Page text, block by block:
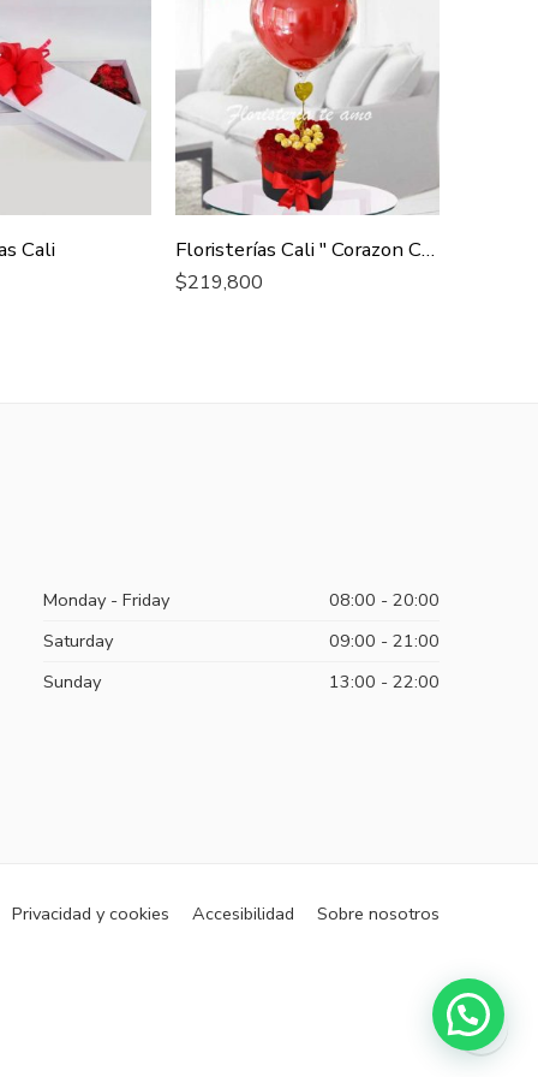
Cali Floristerías Cali " Corazon Chocolate "
$219,800
Monday - Friday
08:00 - 20:00
Saturday
09:00 - 21:00
Sunday
13:00 - 22:00
Privacidad y cookies Accesibilidad Sobre nosotros